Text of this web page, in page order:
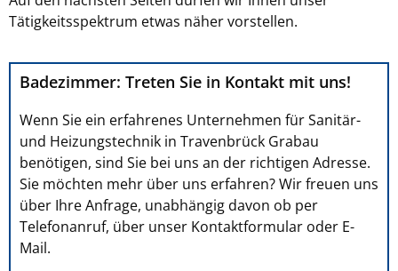
Tätigkeitsspektrum etwas näher vorstellen.
Badezimmer: Treten Sie in Kontakt mit uns!
Wenn Sie ein erfahrenes Unternehmen für Sanitär-
und Heizungstechnik in Travenbrück Grabau
benötigen, sind Sie bei uns an der richtigen Adresse.
Sie möchten mehr über uns erfahren? Wir freuen uns
über Ihre Anfrage, unabhängig davon ob per
Telefonanruf, über unser Kontaktformular oder E-
Mail.